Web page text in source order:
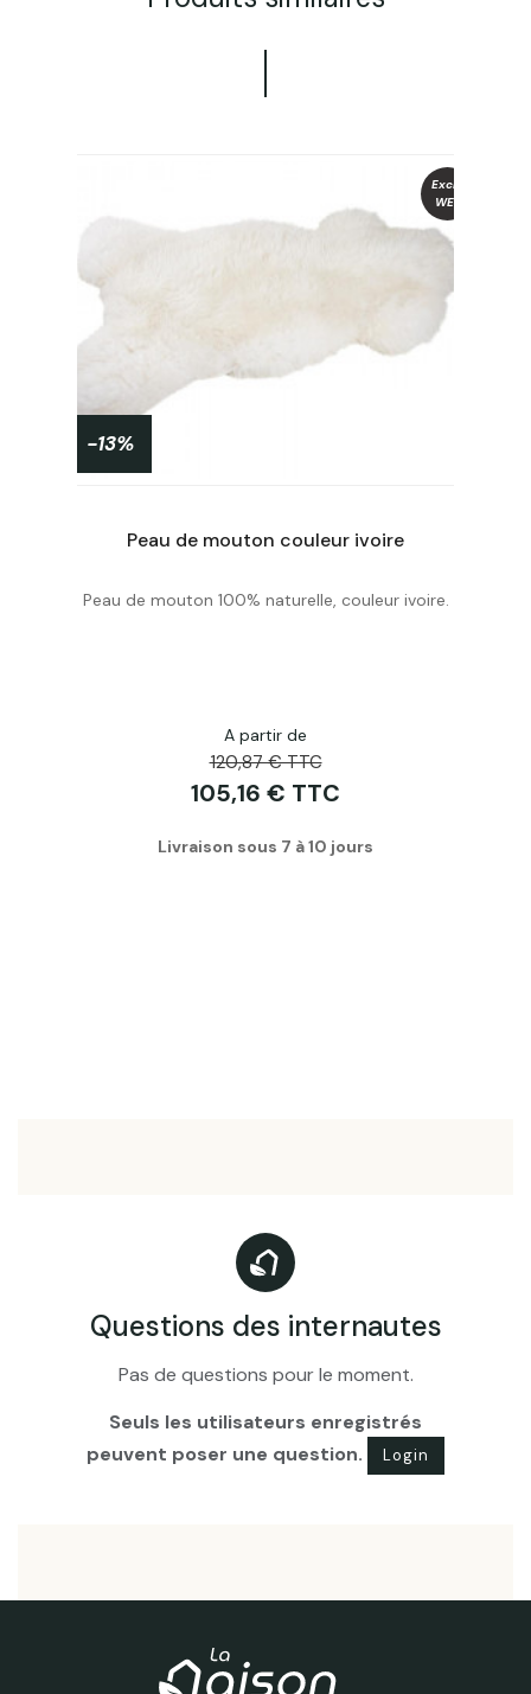
Exclu
WEB
PROMO !
-13%
Peau de mouton couleur ivoire
Peau de mouton 100% naturelle, couleur ivoire.
A partir de
120,87 € TTC
105,16 € TTC
Livraison sous 7 à 10 jours
Questions des internautes
Pas de questions pour le moment.
Seuls les utilisateurs enregistrés
peuvent poser une question.
Login